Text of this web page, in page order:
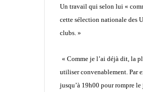
Un travail qui selon lui «
cette sélection nationale des
clubs. »
« Comme je l’ai déjà dit, la
utiliser convenablement. Par
jusqu’à 19h00 pour rompre